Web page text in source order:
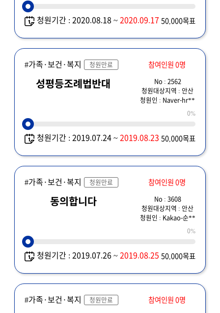
청원기간 : 2020.08.18 ~2020.09.17 50,000목표
#가족·보건·복지 청원만료 참여인원 0명
성평등조례법반대
No : 2562
청원대상지역 : 안산
청원인 : Naver-hr**
0%
청원기간 : 2019.07.24 ~2019.08.23 50,000목표
#가족·보건·복지 청원만료 참여인원 0명
동의합니다
No : 3608
청원대상지역 : 안산
청원인 : Kakao-순**
0%
청원기간 : 2019.07.26 ~2019.08.25 50,000목표
#가족·보건·복지 청원만료 참여인원 0명